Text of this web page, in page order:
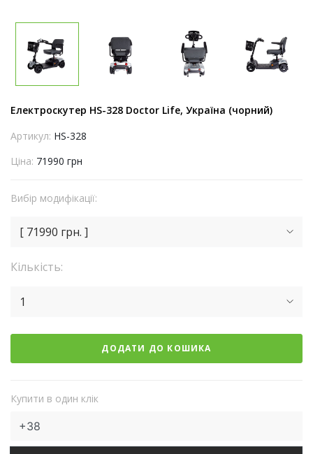
Електроскутер HS-328 Doctor Life, Україна (чорний)
Артикул: HS-328
Ціна: 71990 грн
Вибір модифікації:
[ 71990 грн. ]
Кількість:
1
ДОДАТИ ДО КОШИКА
Купити в один клік